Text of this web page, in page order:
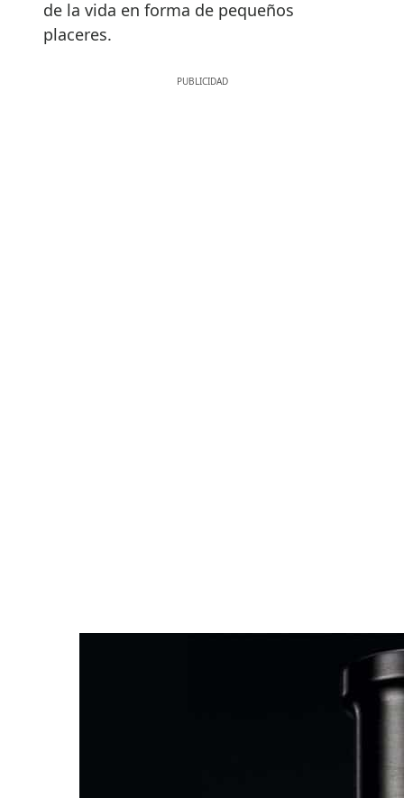
de la vida en forma de pequeños
placeres.